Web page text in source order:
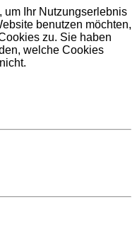
um Ihr Nutzungserlebnis
benutzen möchten,
zu. Sie haben
welche Cookies